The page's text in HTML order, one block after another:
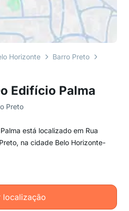
Edifício Palma
Preto
está localizado em Rua
na cidade Belo Horizonte-
localização
Horizonte Barro Preto